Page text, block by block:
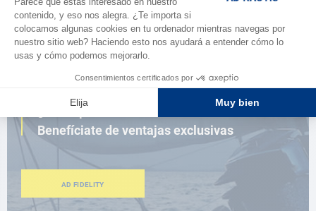
NAVEGAR POR EL CATÁLOGO
¿Eres apasionado?
Benefíciate de ventajas exclusivas
AD FIDELITY